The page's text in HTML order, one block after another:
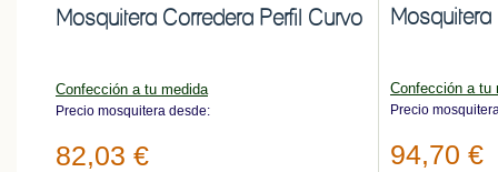
Mosquitera Corredera Perfil Curvo
Confección a tu medida
Precio mosquitera desde:
82,03 €
Mosquitera
Confección a tu
Precio
94,70 €